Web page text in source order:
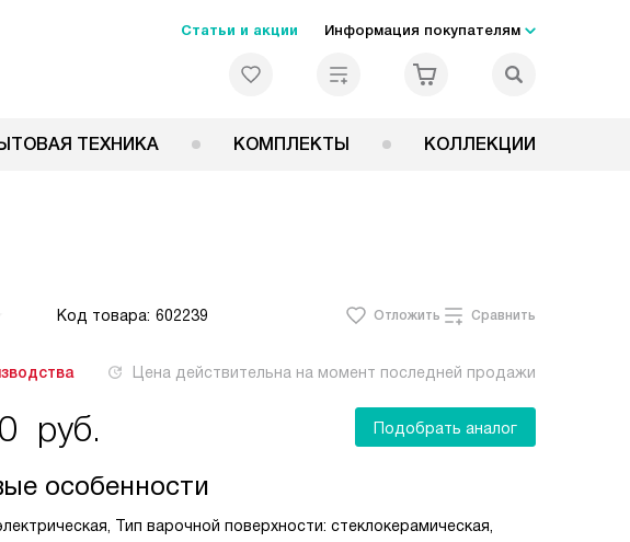
Статьи и акции Информация покупателям
ТЕХНИКА КОМПЛЕКТЫ КОЛЛЕКЦИИ
Код товара: 602239 Отложить Сравнить
Цена действительна на момент последней продажи
руб. Подобрать аналог
особенности
Тип варочной поверхности: стеклокерамическая,